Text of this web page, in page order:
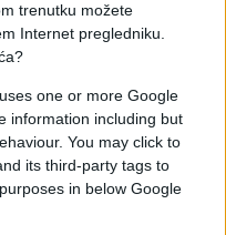
trenutku možete
Internet pregledniku.
one or more Google
information including but
You may click to
its third-party tags to
in below Google
i emocionalnom
njegova
upozoravajućih
11 mjeseci, a za majku
roditelji propustili
dječaku pristup